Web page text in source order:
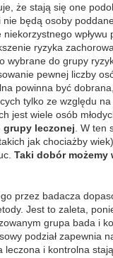
że stają się one
będą osoby
ryzyka
wybrane do grupy
pewnej liczby
powinna być
tylko ze względu
jest wiele osób
grupy leczonej . W
jak chociażby
Taki dobór możemy
przez badacza
Jest to zaleta,
grupa bada i
podział zapewnia
i kontrolna